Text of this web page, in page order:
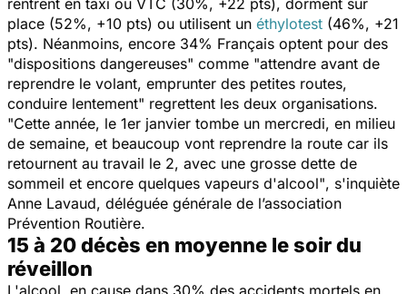
place (52%, +10 pts) ou utilisent un éthylotest (46%, +21
pts). Néanmoins, encore 34% Français optent pour des
"dispositions dangereuses" comme "attendre avant de
reprendre le volant, emprunter des petites routes,
conduire lentement" regrettent les deux organisations.
"Cette année, le 1er janvier tombe un mercredi, en milieu
de semaine, et beaucoup vont reprendre la route car ils
retournent au travail le 2, avec une grosse dette de
sommeil et encore quelques vapeurs d'alcool", s'inquiète
Anne Lavaud, déléguée générale de l’association
Prévention Routière.
15 à 20 décès en moyenne le soir du
réveillon
L'alcool, en cause dans 30% des accidents mortels en